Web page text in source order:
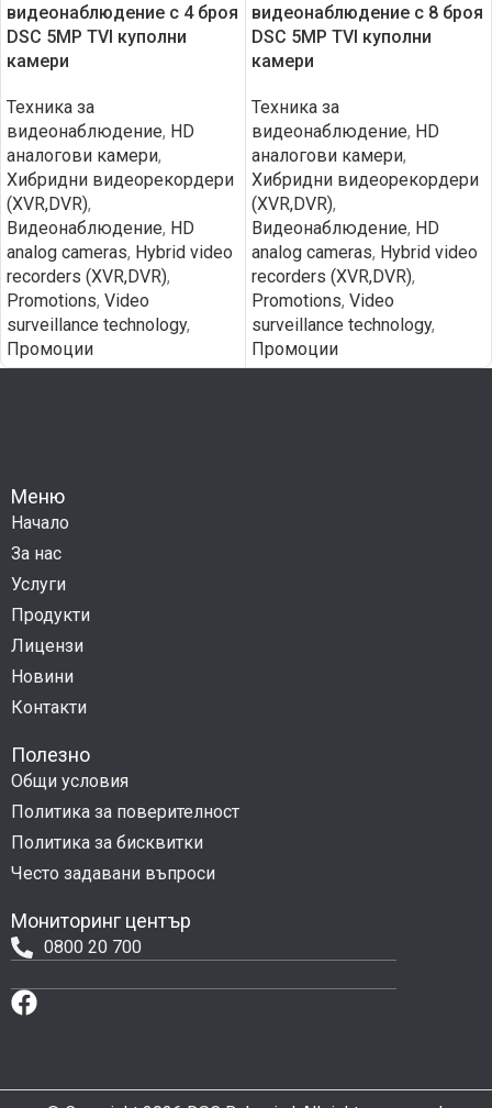
видеонаблюдение с 4 броя
DSC 5MP TVI куполни
камери
Техника за
видеонаблюдение, HD
aналогови камери,
Хибридни видеорекордери
(XVR,DVR),
Видеонаблюдение, HD
analog cameras, Hybrid video
recorders (XVR,DVR),
Promotions, Video
surveillance technology,
Промоции
видеонаблюдение с 8 броя
DSC 5MP TVI куполни
камери
Техника за
видеонаблюдение, HD
aналогови камери,
Хибридни видеорекордери
(XVR,DVR),
Видеонаблюдение, HD
analog cameras, Hybrid video
recorders (XVR,DVR),
Promotions, Video
surveillance technology,
Промоции
Меню
Начало
За нас
Услуги
Продукти
Лицензи
Новини
Контакти
Полезно
Общи условия
Политика за поверителност
Политика за бисквитки
Често задавани въпроси
Мониторинг център
0800 20 700